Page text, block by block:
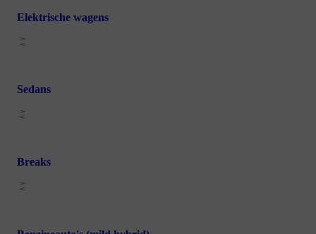
Elektrische wagens
Sedans
Breaks